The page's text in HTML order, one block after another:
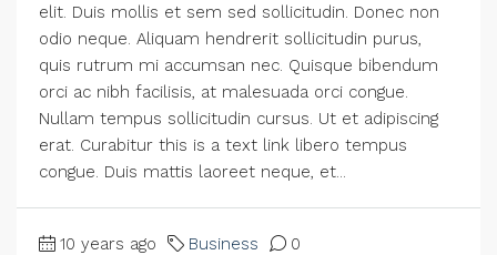
elit. Duis mollis et sem sed sollicitudin. Donec non
odio neque. Aliquam hendrerit sollicitudin purus,
quis rutrum mi accumsan nec. Quisque bibendum
orci ac nibh facilisis, at malesuada orci congue.
Nullam tempus sollicitudin cursus. Ut et adipiscing
erat. Curabitur this is a text link libero tempus
congue. Duis mattis laoreet neque, et...
10 years ago Business 0